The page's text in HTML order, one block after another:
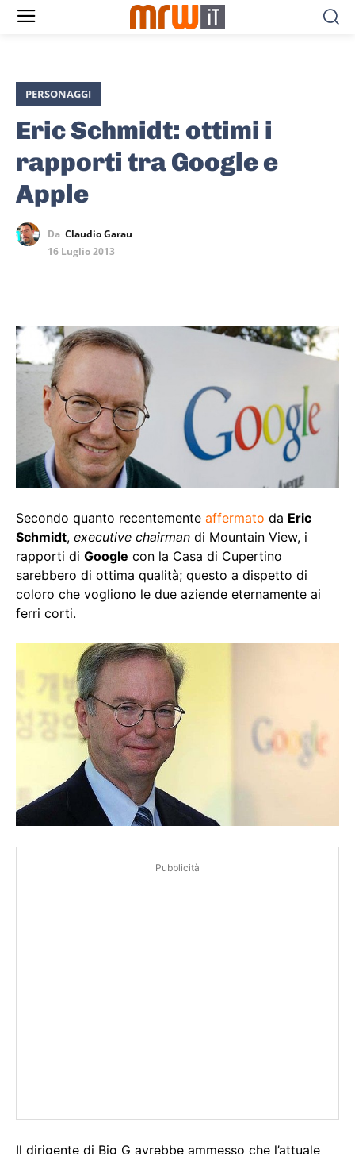
PERSONAGGI
Eric Schmidt: ottimi i
rapporti tra Google e
Apple
Da Claudio Garau
16 Luglio 2013
Secondo quanto recentemente affermato da Eric
Schmidt, executive chairman di Mountain View, i
rapporti di Google con la Casa di Cupertino
sarebbero di ottima qualità; questo a dispetto di
coloro che vogliono le due aziende eternamente ai
ferri corti.
Pubblicità
Il dirigente di Big G avrebbe ammesso che l’attuale